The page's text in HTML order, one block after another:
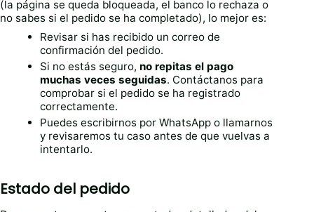
(la página se queda bloqueada, el banco lo rechaza o
no sabes si el pedido se ha completado), lo mejor es:
Revisar si has recibido un correo de
confirmación del pedido.
Si no estás seguro, no repitas el pago
muchas veces seguidas. Contáctanos para
comprobar si el pedido se ha registrado
correctamente.
Puedes escribirnos por WhatsApp o llamarnos
y revisaremos tu caso antes de que vuelvas a
intentarlo.
Estado del pedido